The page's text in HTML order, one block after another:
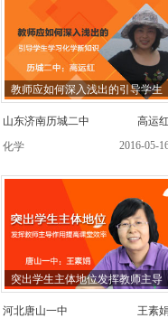
教师应如何深入浅出的引导学生
山东济南历城二中
高运红
化学
2016-05-
突出学生主体地位发挥教师主导
河北唐山一中
王素娟